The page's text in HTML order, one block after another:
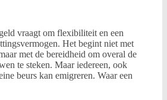
vraagt om flexibiliteit en een
Het begint niet met
met de bereidheid om overal de
te steken. Maar iedereen, ook
beurs kan emigreren. Waar een